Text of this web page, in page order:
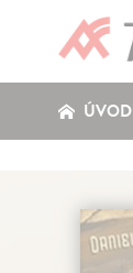
ÚVOD